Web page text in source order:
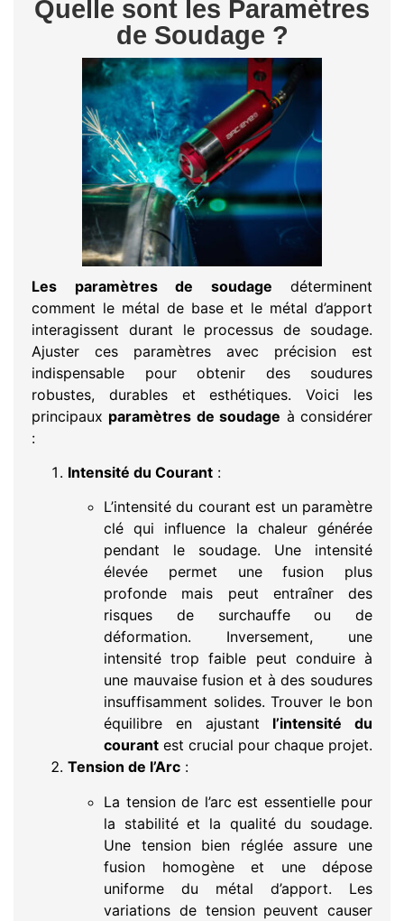
Quelle sont les Paramètres
de Soudage ?
Les paramètres de soudage déterminent
comment le métal de base et le métal d’apport
interagissent durant le processus de soudage.
Ajuster ces paramètres avec précision est
indispensable pour obtenir des soudures
robustes, durables et esthétiques. Voici les
principaux paramètres de soudage à considérer
:
Intensité du Courant :
L’intensité du courant est un paramètre
clé qui influence la chaleur générée
pendant le soudage. Une intensité
élevée permet une fusion plus
profonde mais peut entraîner des
risques de surchauffe ou de
déformation. Inversement, une
intensité trop faible peut conduire à
une mauvaise fusion et à des soudures
insuffisamment solides. Trouver le bon
équilibre en ajustant l’intensité du
courant est crucial pour chaque projet.
Tension de l’Arc :
La tension de l’arc est essentielle pour
la stabilité et la qualité du soudage.
Une tension bien réglée assure une
fusion homogène et une dépose
uniforme du métal d’apport. Les
variations de tension peuvent causer